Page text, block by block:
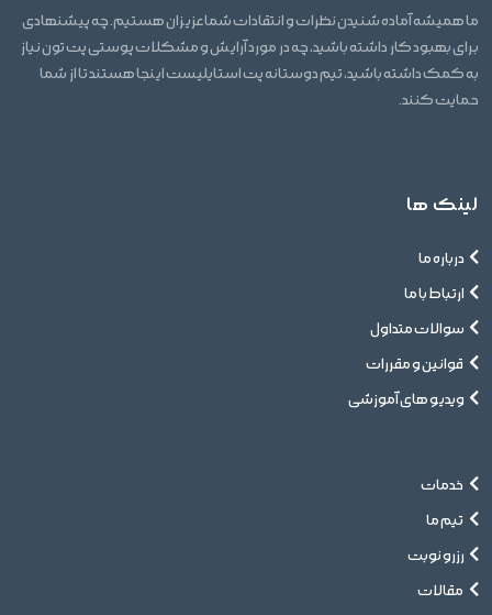
ما همیشه آماده شنیدن نظرات و انتقادات شما عزیزان هستیم. چه پیشنهادی
برای بهبود کار داشته باشید، چه در مورد آرایش و مشکلات پوستی پت تون نیاز
به کمک داشته باشید، تیم دوستانه پت استایلیست اینجا هستند تا از شما
حمایت کنند.
لینک ها
درباره ما
ارتباط با ما
سوالات متداول
قوانین و مقررات
ویدیو های آموزشی
خدمات
تیم ما
رزرو نوبت
مقالات